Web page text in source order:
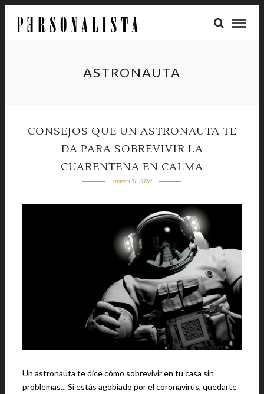
ASTRONAUTA
CONSEJOS QUE UN ASTRONAUTA TE
DA PARA SOBREVIVIR LA
CUARENTENA EN CALMA
marzo 31, 2020
Un astronauta te dice cómo sobrevivir en tu casa sin
problemas... Si estás agobiado por el coronavirus, quedarte